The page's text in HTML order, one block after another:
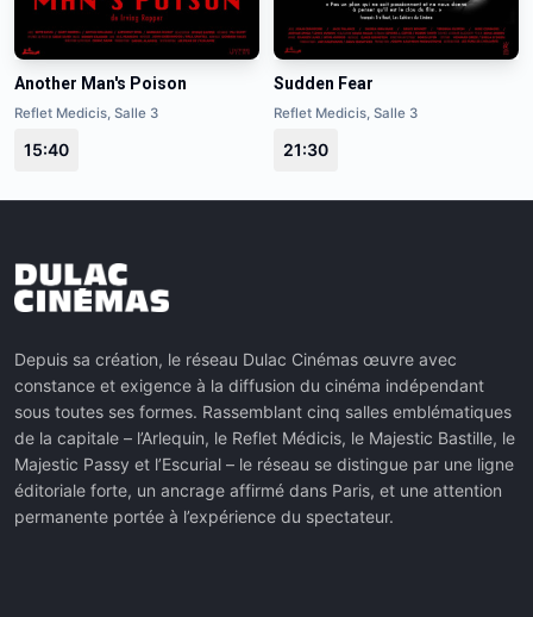
Another Man's Poison
Reflet Medicis, Salle 3
15:40
Sudden Fear
Reflet Medicis, Salle 3
21:30
Depuis sa création, le réseau Dulac Cinémas œuvre avec
constance et exigence à la diffusion du cinéma indépendant
sous toutes ses formes. Rassemblant cinq salles emblématiques
de la capitale – l’Arlequin, le Reflet Médicis, le Majestic Bastille, le
Majestic Passy et l’Escurial – le réseau se distingue par une ligne
éditoriale forte, un ancrage affirmé dans Paris, et une attention
permanente portée à l’expérience du spectateur.